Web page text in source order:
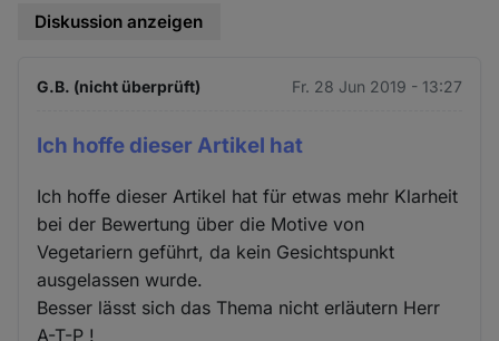
Diskussion anzeigen
G.B. (nicht überprüft) Fr. 28 Jun 2019 - 13:27
Ich hoffe dieser Artikel hat
Ich hoffe dieser Artikel hat für etwas mehr Klarheit
bei der Bewertung über die Motive von
Vegetariern geführt, da kein Gesichtspunkt
ausgelassen wurde.
Besser lässt sich das Thema nicht erläutern Herr
A-T-P !